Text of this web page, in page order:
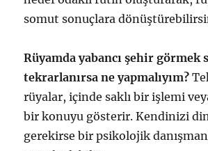
somut sonuçlara
Rüyamda yabancı şehir görmek
tekrarlanırsa ne yapmalıyım?
rüyalar, içinde saklı bir işlemi
bir konuyu gösterir. Kendinizi
gerekirse bir psikolojik